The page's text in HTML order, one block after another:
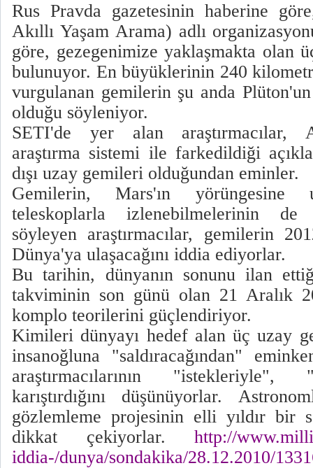
Rus Pravda gazetesinin haberine
Akıllı Yaşam Arama) adlı
göre, gezegenimize yaklaşmakta olan
bulunuyor. En büyüklerinin 240
vurgulanan gemilerin şu anda Plüton'un
olduğu söyleniyor.
SETI'de yer alan araştırmacılar,
araştırma sistemi ile farkedildiği
dışı uzay gemileri olduğundan eminler.
Gemilerin, Mars'ın yörüngesine
teleskoplarla izlenebilmelerinin de
söyleyen araştırmacılar, gemilerin
Dünya'ya ulaşacağını iddia ediyorlar.
Bu tarihin, dünyanın sonunu ilan
takviminin son günü olan 21 Aralık
komplo teorilerini güçlendiriyor.
Kimileri dünyayı hedef alan üç uzay
insanoğluna "saldıracağından"
araştırmacılarının
karıştırdığını düşünüyorlar.
gözlemleme projesinin elli yıldır bir
dikkat çekiyorlar. http://
iddia-/dunya/sondakika/28.12.2010/